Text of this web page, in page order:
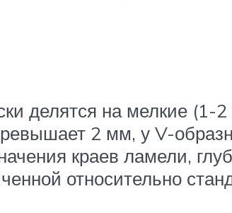
делятся на мелкие
2 мм, у V-
краев ламели,
относительно